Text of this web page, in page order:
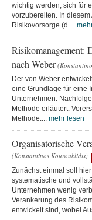
wichtig werden, sich für
vorzubereiten. In
Risikovorsorge (d....
Risikomanagement:
nach Weber
Der von Weber
eine Grundlage für eine
Unternehmen.
Methode erläutert.
Methode.... mehr lesen
Organisatorische
(Konstantinos Kourouklidis)
Zunächst einmal soll
systematische und
Unternehmen wenig
Verankerung des
entwickelt sind, wobei